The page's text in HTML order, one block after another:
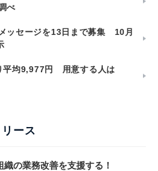
べ
ッセージを13日まで募集 10月
平均9,977円 用意する人は
ース
織の業務改善を支援する！